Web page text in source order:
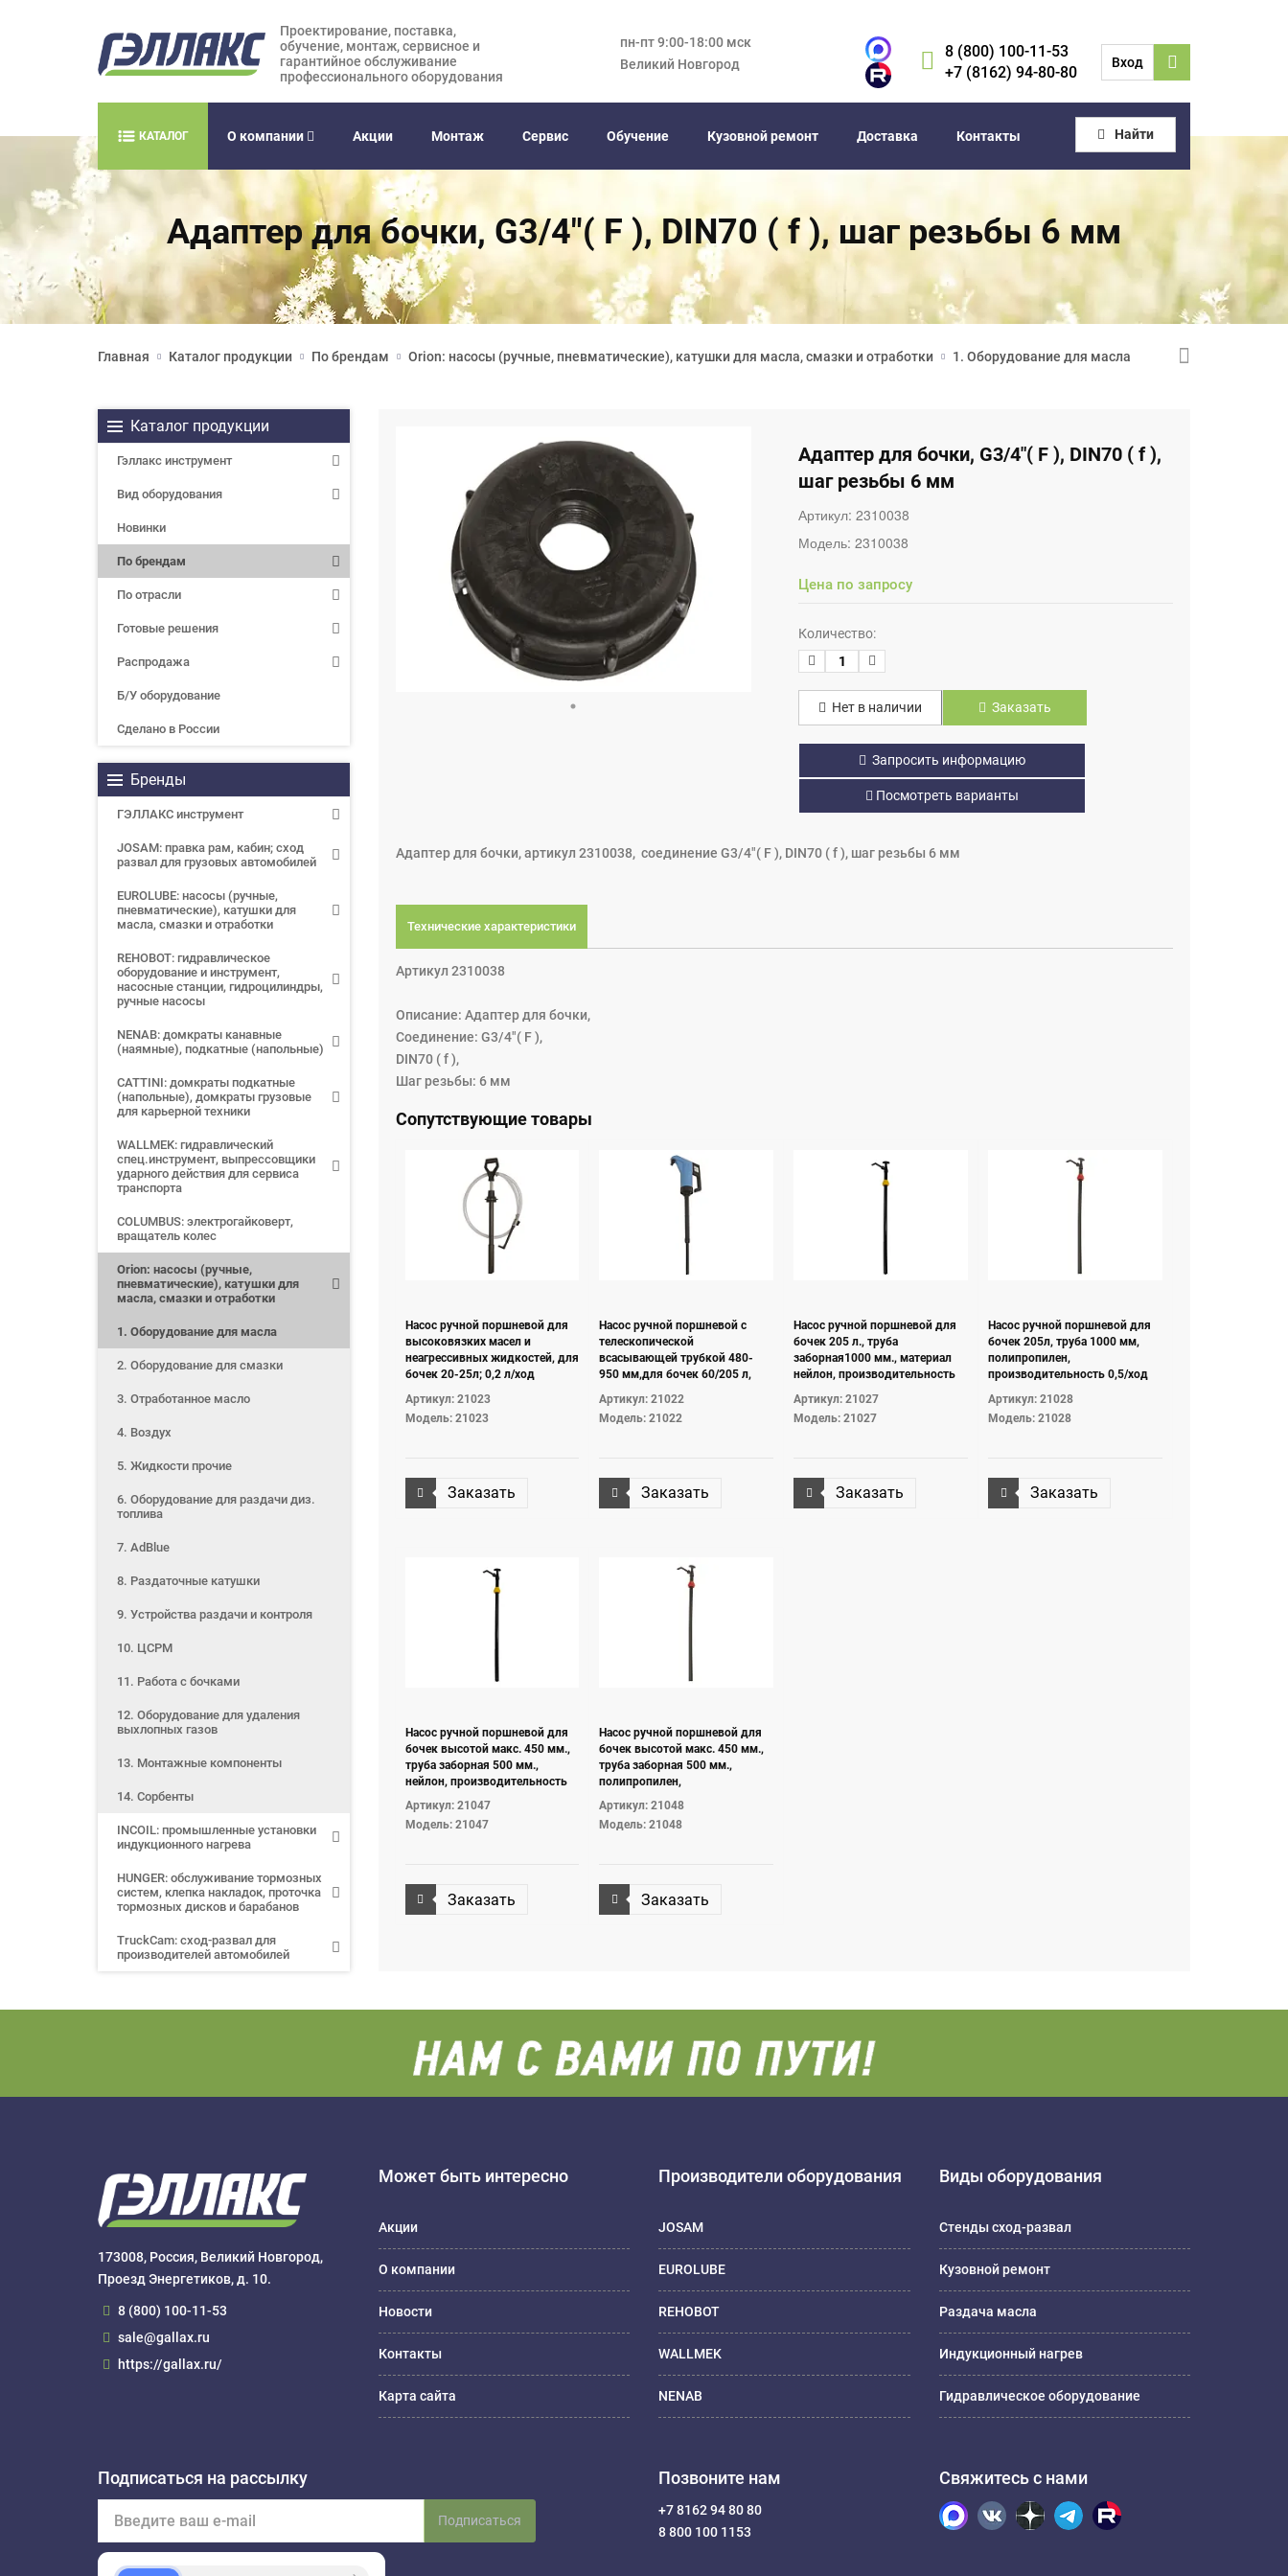
Проектирование, поставка,
обучение, монтаж, сервисное и
гарантийное обслуживание
профессионального оборудования
пн-пт 9:00-18:00 мск
Великий Новгород
8 (800) 100-11-53
+7 (8162) 94-80-80
Вход
КАТАЛОГ О компании Акции Монтаж Сервис Обучение Кузовной ремонт Доставка Контакты Найти
Адаптер для бочки, G3/4"( F ), DIN70 ( f ), шаг резьбы 6 мм
Главная Каталог продукции По брендам Orion: насосы (ручные, пневматические), катушки для масла, смазки и отработки 1. Оборудование для масла
Каталог продукции
Гэллакс инструмент
Вид оборудования
Новинки
По брендам
По отрасли
Готовые решения
Распродажа
Б/У оборудование
Сделано в России
Бренды
ГЭЛЛАКС инструмент
JOSAM: правка рам, кабин; сход
развал для грузовых автомобилей
EUROLUBE: насосы (ручные,
пневматические), катушки для
масла, смазки и отработки
REHOBOT: гидравлическое
оборудование и инструмент,
насосные станции, гидроцилиндры,
ручные насосы
NENAB: домкраты канавные
(наямные), подкатные (напольные)
CATTINI: домкраты подкатные
(напольные), домкраты грузовые
для карьерной техники
WALLMEK: гидравлический
спец.инструмент, выпрессовщики
ударного действия для сервиса
транспорта
COLUMBUS: электрогайковерт,
вращатель колес
Orion: насосы (ручные,
пневматические), катушки для
масла, смазки и отработки
1. Оборудование для масла
2. Оборудование для смазки
3. Отработанное масло
4. Воздух
5. Жидкости прочие
6. Оборудование для раздачи диз.
топлива
7. AdBlue
8. Раздаточные катушки
9. Устройства раздачи и контроля
10. ЦСРМ
11. Работа с бочками
12. Оборудование для удаления
выхлопных газов
13. Монтажные компоненты
14. Сорбенты
INCOIL: промышленные установки
индукционного нагрева
HUNGER: обслуживание тормозных
систем, клепка накладок, проточка
тормозных дисков и барабанов
TruckCam: сход-развал для
производителей автомобилей
Адаптер для бочки, G3/4"( F ), DIN70 ( f ),
шаг резьбы 6 мм
Артикул:2310038
Модель:2310038
Цена по запросу
Количество:
Нет в наличии Заказать
Запросить информацию
Посмотреть варианты
Адаптер для бочки, артикул 2310038, соединение G3/4"( F ), DIN70 ( f ), шаг резьбы 6 мм
Технические характеристики
Артикул 2310038
Описание: Адаптер для бочки,
Соединение: G3/4"( F ),
DIN70 ( f ),
Шаг резьбы: 6 мм
Сопутствующие товары
Насос ручной поршневой для
высоковязких масел и
неагрессивных жидкостей, для
бочек 20-25л; 0,2 л/ход
Артикул: 21023
Модель: 21023
Заказать
Насос ручной поршневой с
телескопической
всасывающей трубкой 480-
950 мм,для бочек 60/205 л,
производительность 0,3л/ход
Артикул: 21022
Модель: 21022
Заказать
Насос ручной поршневой для
бочек 205 л., труба
заборная1000 мм., материал
нейлон, производительность
бочки G2" (m).
Артикул: 21027
Модель: 21027
Заказать
Насос ручной поршневой для
бочек 205л, труба 1000 мм,
полипропилен,
производительность 0,5/ход
(m).
Артикул: 21028
Модель: 21028
Заказать
Насос ручной поршневой для
бочек высотой макс. 450 мм.,
труба заборная 500 мм.,
нейлон, производительность
G2" (m).
Артикул: 21047
Модель: 21047
Заказать
Насос ручной поршневой для
бочек высотой макс. 450 мм.,
труба заборная 500 мм.,
полипропилен,
адаптер для бочки G2" (m).
Артикул: 21048
Модель: 21048
Заказать
173008, Россия, Великий Новгород,
Проезд Энергетиков, д. 10.
8 (800) 100-11-53
sale@gallax.ru
https://gallax.ru/
Может быть интересно
Акции
О компании
Новости
Контакты
Карта сайта
Производители оборудования
JOSAM
EUROLUBE
REHOBOT
WALLMEK
NENAB
Виды оборудования
Стенды сход-развал
Кузовной ремонт
Раздача масла
Индукционный нагрев
Гидравлическое оборудование
Подписаться на рассылку
Подписаться
Позвоните нам
+7 8162 94 80 80
8 800 100 1153
Свяжитесь с нами